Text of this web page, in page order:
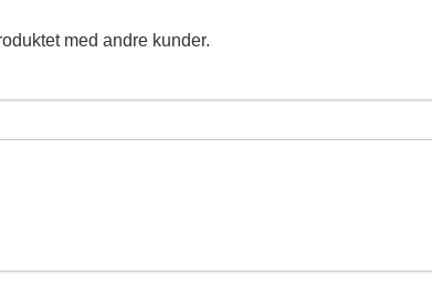
med andre kunder.